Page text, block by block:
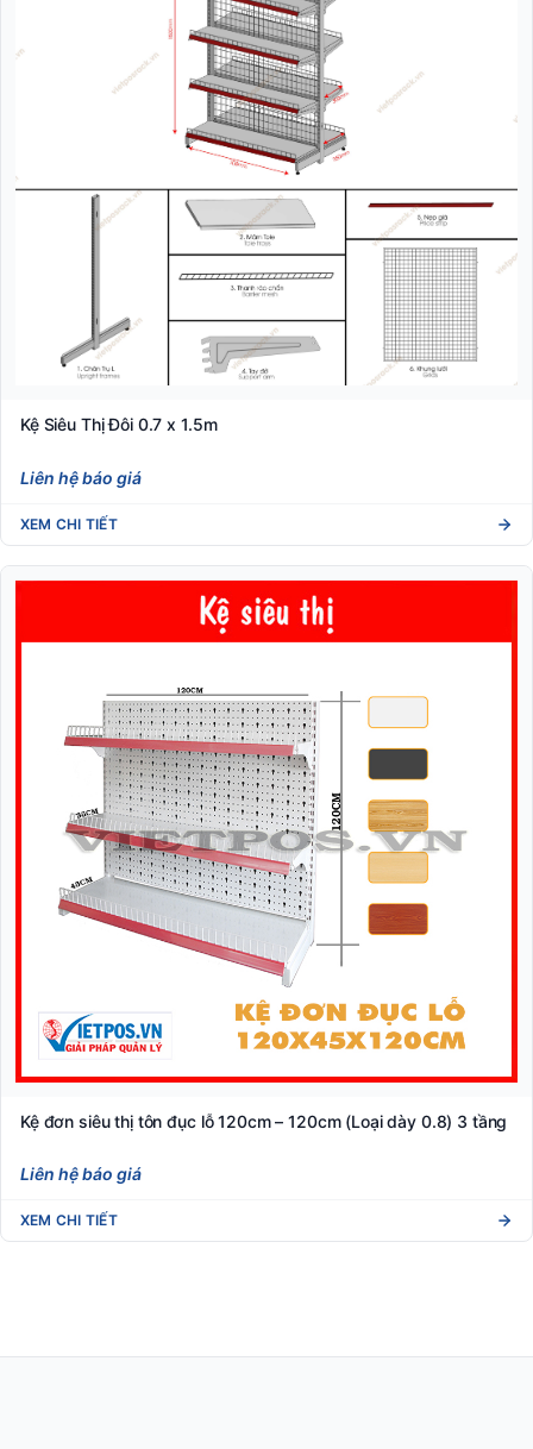
Kệ Siêu Thị Đôi 0.7 x 1.5m
Liên hệ báo giá
XEM CHI TIẾT
Kệ đơn siêu thị tôn đục lỗ 120cm – 120cm (Loại dày 0.8) 3 tầng
Liên hệ báo giá
XEM CHI TIẾT